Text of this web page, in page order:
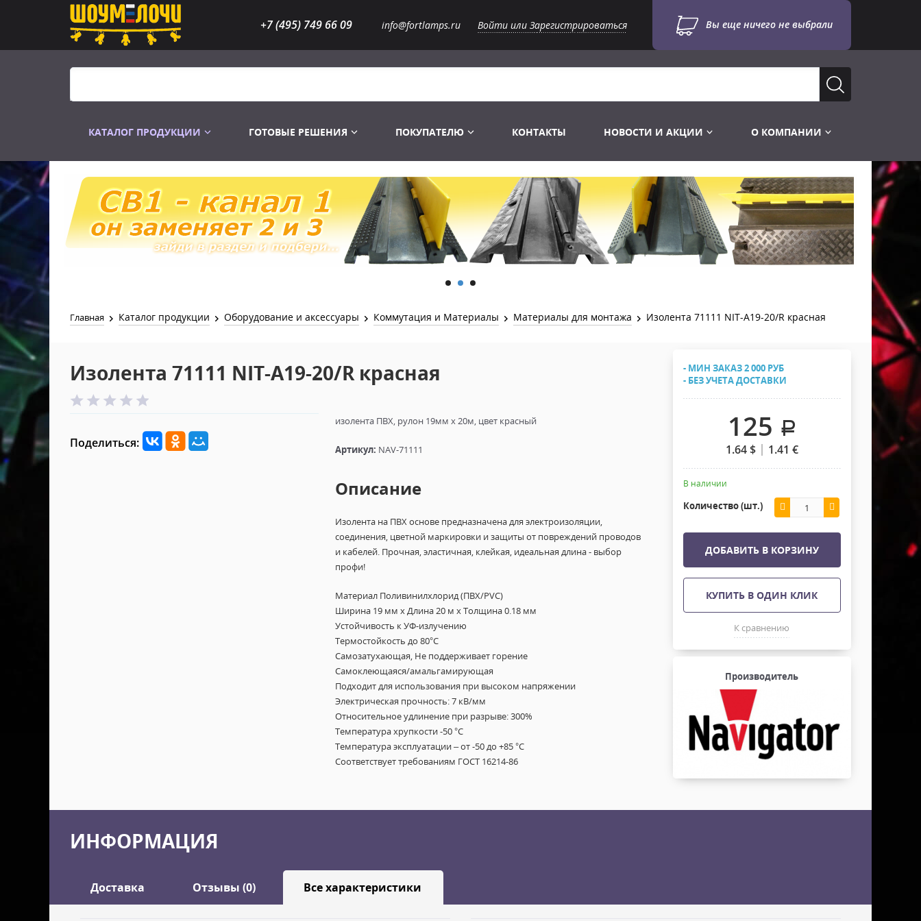
+7 (495) 749 66 09 info@fortlamps.ru Войти или Зарегистрироваться Вы еще ничего не выбрали
КАТАЛОГ ПРОДУКЦИИ
Распродажа
Лампы Винтаж Ретро Декор
Лампы галогенные 6-120 V
Лампы студийные 110-240 V
Лампы-фары PAR
Лампы для бассейна
Лампы газоразрядные
Лампы UV TUV HNS
Лампы видеопроекторные
Пускорегулирующая аппаратура
Распродажа
Перчатки
Сумки и подсумки
Инструменты
Готовые комплекты
Конструктор МИКРОСЦЕНА
Распродажа
Световое оборудование
Аксессуары для света
Лебёдки и Аксессуары
Фермы Штативы Стойки
Хомуты Кронштейны Страховка
Защитные чехлы и Кейсы
Распродажа
2х канальные модули
6и канальные модули
Лежачий полицейский ИДН
ГОТОВЫЕ РЕШЕНИЯ ПОКУПАТЕЛЮ КОНТАКТЫ НОВОСТИ И АКЦИИ О КОМПАНИИ
Главная Каталог продукции Оборудование и аксессуары Коммутация и Материалы Материалы для монтажа Изолента 71111 NIT-A19-20/R красная
Изолента 71111 NIT-A19-20/R красная
Поделиться:
изолента ПВХ, рулон 19мм х 20м, цвет красный
Артикул: NAV-71111
Описание
Изолента на ПВХ основе предназначена для электроизоляции,
соединения, цветной маркировки и защиты от повреждений проводов
и кабелей. Прочная, эластичная, клейкая, идеальная длина - выбор
профи!
Материал Поливинилхлорид (ПВХ/PVC)
Ширина 19 мм х Длина 20 м х Толщина 0.18 мм
Устойчивость к УФ-излучению
Термостойкость до 80°C
Самозатухающая, Не поддерживает горение
Самоклеющаяся/амальгамирующая
Подходит для использования при высоком напряжении
Электрическая прочность: 7 кВ/мм
Относительное удлинение при разрыве: 300%
Температура хрупкости -50 °С
Температура эксплуатации – от -50 до +85 °C
Соответствует требованиям ГОСТ 16214-86
- МИН ЗАКАЗ 2 000 РУБ
- БЕЗ УЧЕТА ДОСТАВКИ
125 .
1.64$ 1.41 €
В наличии
Количество (шт.)
ДОБАВИТЬ В КОРЗИНУ
КУПИТЬ В ОДИН КЛИК
К сравнению
Производитель
ИНФОРМАЦИЯ
Доставка Отзывы (0) Все характеристики